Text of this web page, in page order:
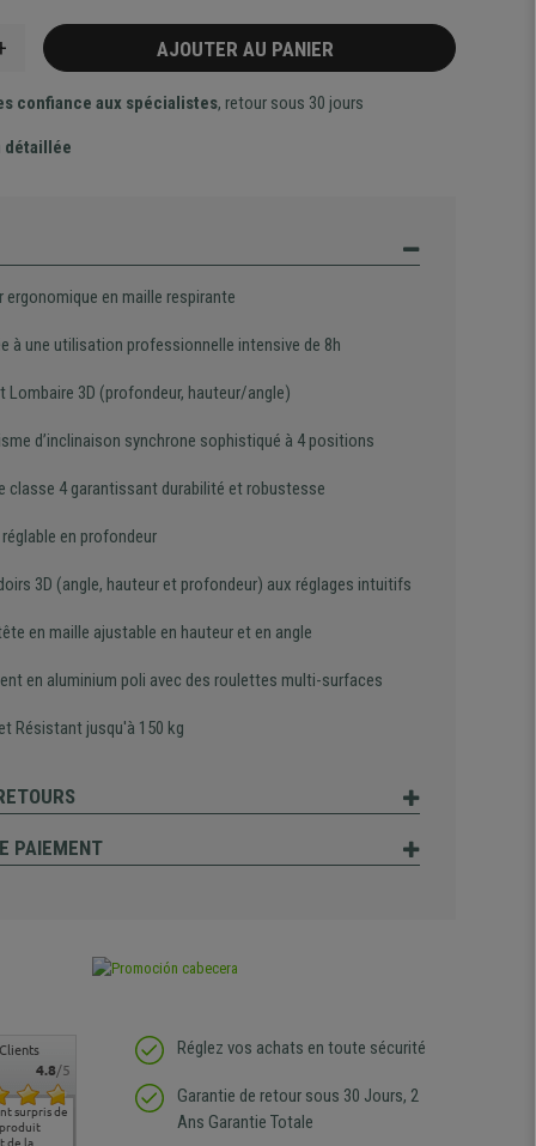
AJOUTER AU PANIER
confiance aux spécialistes, retour sous 30 jours
détaillée
ergonomique en maille respirante
à une utilisation professionnelle intensive de 8h
Lombaire 3D (profondeur, hauteur/angle)
d’inclinaison synchrone sophistiqué à 4 positions
classe 4 garantissant durabilité et robustesse
en profondeur
3D (angle, hauteur et profondeur) aux réglages intuitifs
en maille ajustable en hauteur et en angle
en aluminium poli avec des roulettes multi-surfaces
Résistant jusqu'à 150 kg
PAIEMENT
4.8/5
surpris de
de la
Siege confortable qui
bien qu'ayant eu un
Réglez vos achats en toute sécurité
Garantie de retour sous 30 Jours, 2
Ans Garantie Totale